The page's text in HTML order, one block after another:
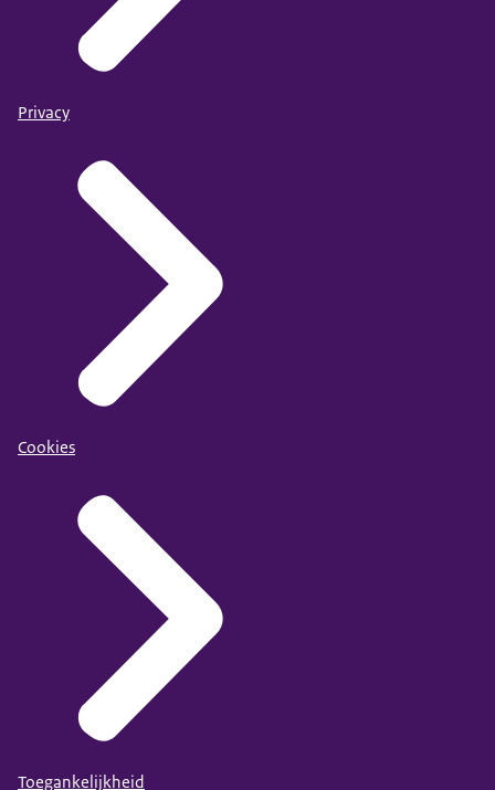
Privacy
Cookies
Toegankelijkheid